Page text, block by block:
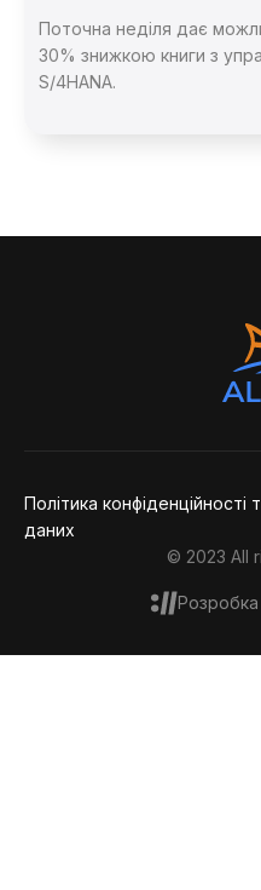
Поточна неділя дає
30% знижкою книги з
S/4HANA.
Політика
даних
© 2023 All